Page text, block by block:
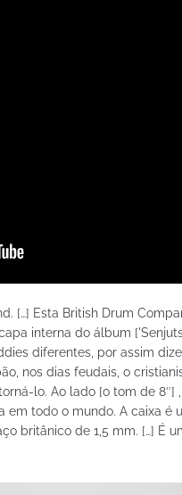
[…] Esta British Drum
interna do álbum
diferentes, por assim
nos dias feudais, o
lo. Ao lado [o tom de 8″]
em todo o mundo. A caixa é
britânico de 1,5 mm. […] É